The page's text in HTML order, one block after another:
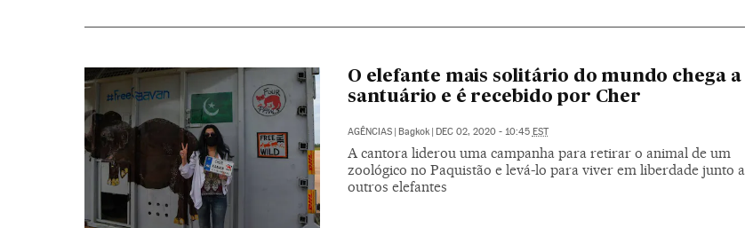
O elefante mais solitário do mundo chega a
santuário e é recebido por Cher
AGÊNCIAS | Bagkok | DEC 02, 2020 - 10:45 EST
A cantora liderou uma campanha para retirar o animal de um
zoológico no Paquistão e levá-lo para viver em liberdade junto a
outros elefantes